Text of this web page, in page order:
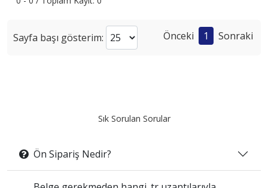
Sayfa başı gösterim: Önceki 1 Sonraki
Sık Sorulan Sorular
Ön Sipariş Nedir?